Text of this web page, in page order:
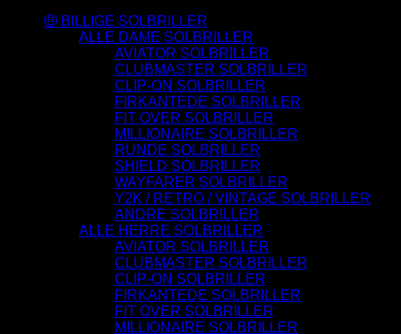
🤑 BILLIGE SOLBRILLER
ALLE DAME SOLBRILLER
AVIATOR SOLBRILLER
CLUBMASTER SOLBRILLER
CLIP-ON SOLBRILLER
FIRKANTEDE SOLBRILLER
FIT OVER SOLBRILLER
MILLIONAIRE SOLBRILLER
RUNDE SOLBRILLER
SHIELD SOLBRILLER
WAYFARER SOLBRILLER
Y2K / RETRO / VINTAGE SOLBRILLER
ANDRE SOLBRILLER
ALLE HERRE SOLBRILLER
AVIATOR SOLBRILLER
CLUBMASTER SOLBRILLER
CLIP-ON SOLBRILLER
FIRKANTEDE SOLBRILLER
FIT OVER SOLBRILLER
MILLIONAIRE SOLBRILLER